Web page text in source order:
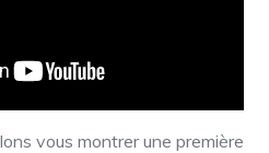
vous montrer une première